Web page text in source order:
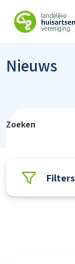
LHV
Nieuws
Zoeken
Filters